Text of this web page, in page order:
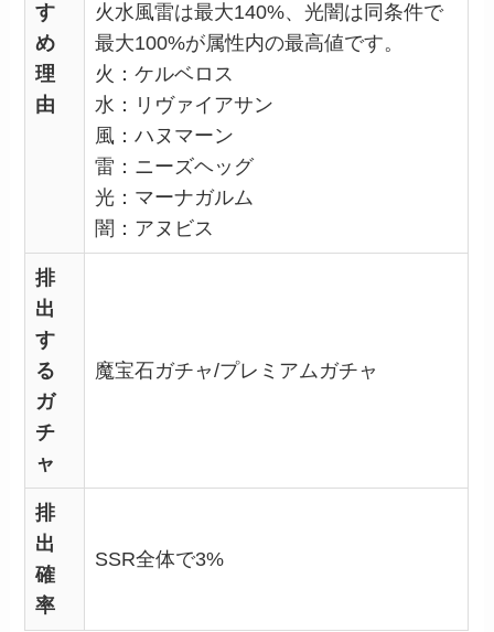
す
め
理
由
火水風雷は最大140%、光闇は同条件で
最大100%が属性内の最高値です。
火：ケルベロス
水：リヴァイアサン
風：ハヌマーン
雷：ニーズヘッグ
光：マーナガルム
闇：アヌビス
排
出
す
る
ガ
チ
ャ
魔宝石ガチャ/プレミアムガチャ
排
出
確
率
SSR全体で3%